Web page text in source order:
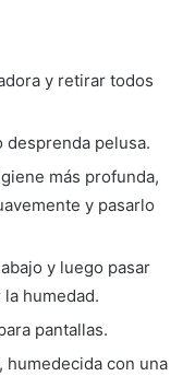
y retirar todos
desprenda pelusa.
más profunda,
y pasarlo
y luego pasar
humedad.
pantallas.
humedecida con una